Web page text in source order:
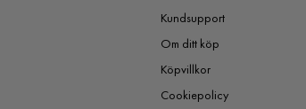
Kundsupport
Om ditt köp
Köpvillkor
Cookiepolicy